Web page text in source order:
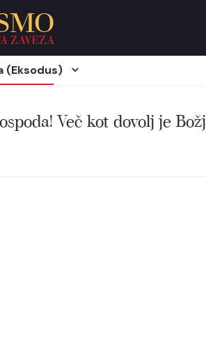
ZAVEZA
(Eksodus)
Več kot dovolj je